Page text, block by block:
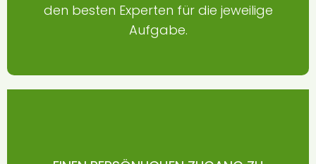
den besten Experten für die jeweilige
Aufgabe.